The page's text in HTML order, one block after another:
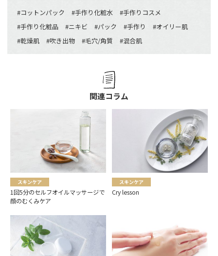
#コットンパック #手作り化粧水 #手作りコスメ
#手作り化粧品 #ニキビ #パック #手作り #オイリー肌
#乾燥肌 #吹き出物 #毛穴/角質 #混合肌
関連コラム
スキンケア
1回5分のセルフオイルマッサージで
顔のむくみケア
スキンケア
Cry lesson